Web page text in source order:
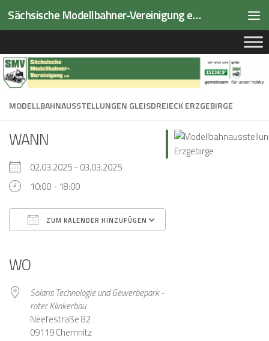
Zum Inhalt springen Sächsische Modellbahner-Vereinigung e.V.
MODELLBAHNAUSSTELLUNGEN GLEISDREIECK ERZGEBIRGE
WANN
02.03.2025 - 03.03.2025
10:00 - 18:00
ZUM KALENDER HINZUFÜGEN
WO
Solaris Technologie und Gewerbepark -
roter Klinkerbau
Neefestraße 82
09119 Chemnitz